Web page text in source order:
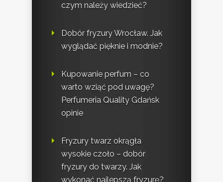
czym należy wiedzieć?
Dobór fryzury Wrocław. Jak
wyglądać pięknie i modnie?
Kupowanie perfum – co
warto wziąć pod uwagę?
Perfumeria Quality Gdańsk
opinie
Fryzury twarz okrągła
wysokie czoło – dobór
fryzury do twarzy. Jak
wykonać najlepszą fryzurę?